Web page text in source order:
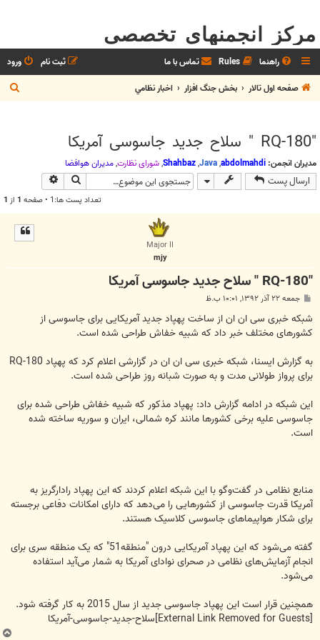
مرکز انجمنهای تخصصی
راهنما Rules تماس با ما ورود
ثبت نام
صفحه اول تالار
بخش جنگ افزار اخبار نظامي
س
"RQ-180 " سلاح جدید جاسوسی آمریکا
مدیران انجمن: abdolmahdi
,
Java
,
Shahbaz
,شوراي نظارت,مديران هوافضا
ارسال پست جستجو
تعداد پست ها:1 • صفحه 1 از 1
Major II
mjy
"RQ-180 " سلاح جدید جاسوسی آمریکا
ت
جمعه ۲۲ آذر ۱۳۹۲, ۱۰:۰۱ ب.ظ
شبکه خبری سی ان ان از ساخت پهپاد جدید آمریکایی برای جاسوسی از
کشورهای مختلف خبر داد که شبیه خفاش طراحی شده است.
به گزارش ایسنا، شبکه خبری سی ان ان در گزارشی اعلام کرد که پهپاد RQ-180
برای پرواز طولانی مدت و به صورت شبانه روز طراحی شده است.
این شبکه در ادامه گزارش داد: پهپاد مذکور که شبیه خفاش طراحی شده برای
جاسوسی علیه برخی کشورها مانند کره شمالی، ایران و سوریه ساخته شده
است.
منابع نظامی در گفت‌وگو با این شبکه اعلام کردند که این پهپاد رادارگریز به
آمریکا قدرت جاسوسی از کشورهایی را می‌دهد که دارای امکانات دفاعی برجسته
برای شکار هواپیماهای جاسوسی کلاسیک هستند.
گفته می‌شود که این پهپاد آمریکایی درون "منطقه51" که یک منطقه سری برای
انجام آزمایش‌های نظامی در صحرای نوادای آمریکا به شمار می‌آید استفاده
می‌شود.
همچنین قرار است این پهپاد جاسوسی جدید از سال 2015 به کار گرفته شود.
[External Link Removed for Guests]
سلاح-جدید-جاسوسی-آمریکا